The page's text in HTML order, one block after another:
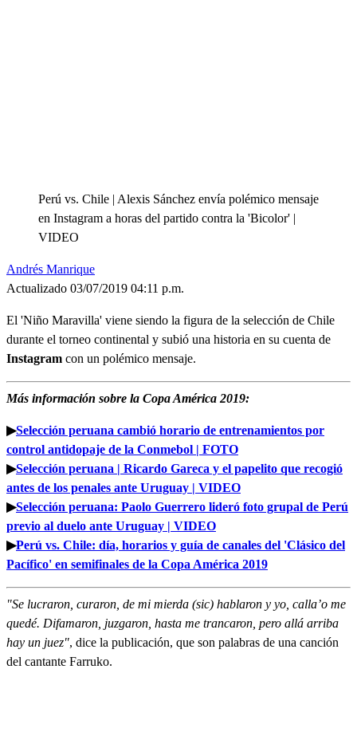
Perú vs. Chile | Alexis Sánchez envía polémico mensaje
en Instagram a horas del partido contra la 'Bicolor' |
VIDEO
Andrés Manrique
Actualizado 03/07/2019 04:11 p.m.
El 'Niño Maravilla' viene siendo la figura de la selección de Chile
durante el torneo continental y subió una historia en su cuenta de
Instagram con un polémico mensaje.
Más información sobre la Copa América 2019:
▶Selección peruana cambió horario de entrenamientos por
control antidopaje de la Conmebol | FOTO
▶Selección peruana | Ricardo Gareca y el papelito que recogió
antes de los penales ante Uruguay | VIDEO
▶Selección peruana: Paolo Guerrero lideró foto grupal de Perú
previo al duelo ante Uruguay | VIDEO
▶Perú vs. Chile: día, horarios y guía de canales del 'Clásico del
Pacífico' en semifinales de la Copa América 2019
"Se lucraron, curaron, de mi mierda (sic) hablaron y yo, calla’o me
quedé. Difamaron, juzgaron, hasta me trancaron, pero allá arriba
hay un juez", dice la publicación, que son palabras de una canción
del cantante Farruko.